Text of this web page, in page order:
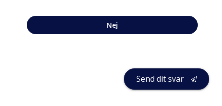
Nej
Send dit svar